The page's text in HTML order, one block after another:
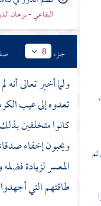
البقاعي - برهان
جزء 8
ولما أخبر تعالى
تعدوه إلى عيب
كانوا متخلقين
ويحبون إخفاء
المعسر لزيادة
طاقتهم التي